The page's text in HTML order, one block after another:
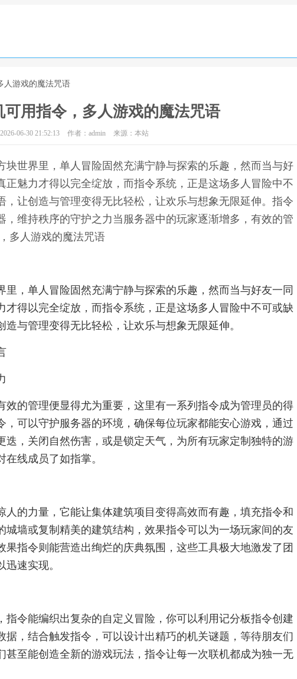
人游戏的魔法咒语
可用指令，多人游戏的魔法咒语
06-30 21:52:13 作者：admin 来源：本站
块世界里，单人冒险固然充满宁静与探索的乐趣，然而当与好
正魅力才得以完全绽放，而指令系统，正是这场多人冒险中不
，让创造与管理变得无比轻松，让欢乐与想象无限延伸。指令
，维持秩序的守护之力当服务器中的玩家逐渐增多，有效的管
多人游戏的魔法咒语
里，单人冒险固然充满宁静与探索的乐趣，然而当与好友一同
才得以完全绽放，而指令系统，正是这场多人冒险中不可或缺
与管理变得无比轻松，让欢乐与想象无限延伸。
效的管理便显得尤为重要，这里有一系列指令成为管理员的得
，可以守护服务器的环境，确保每位玩家都能安心游戏，通过
迭，关闭自然伤害，或是锁定天气，为所有玩家定制独特的游
线成员了如指掌。
人的力量，它能让集体建筑项目变得高效而有趣，填充指令和
城墙或复制精美的建筑结构，效果指令可以为一场玩家间的友
指令则能营造出绚烂的庆典氛围，这些工具极大地激发了团
速实现。
指令能编织出复杂的自定义冒险，你可以利用记分板指令创建
据，结合触发指令，可以设计出精巧的机关谜题，等待朋友们
甚至能创造全新的游戏玩法，指令让每一次联机都成为独一无